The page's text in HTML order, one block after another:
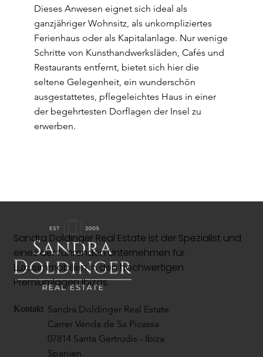
Dieses Anwesen eignet sich ideal als
ganzjähriger Wohnsitz, als unkompliziertes
Ferienhaus oder als Kapitalanlage. Nur wenige
Schritte von Kunsthandwerksläden, Cafés und
Restaurants entfernt, bietet sich hier die
seltene Gelegenheit, ein wunderschön
ausgestattetes, pflegeleichtes Haus in einer
der begehrtesten Dorflagen der Insel zu
erwerben.
Sandra Doldinger Real Estate ist der Spezialist und
eines der führenden Unternehmen für
Luxusimmobilien in den hochwertigen
Premiumlagen Ibizas.
Kontakt Sandra Doldinger Real Estate
Carrer Venda de Sa Picassa
07814 Santa Gertrudis - Ibiza
Spanien